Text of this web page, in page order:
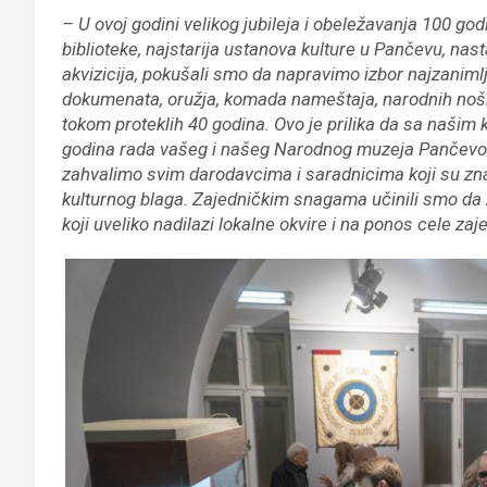
– U ovoj godini velikog jubileja i obeležavanja 100
biblioteke, najstarija ustanova kulture u Pančevu,
akvizicija, pokušali smo da napravimo izbor
dokumenata, oružja, komada nameštaja, narodnih
tokom proteklih 40 godina. Ovo je prilika da sa
godina rada vašeg i našeg Narodnog muzeja
zahvalimo svim darodavcima i saradnicima koji su
kulturnog blaga. Zajedničkim snagama učinili smo
koji uveliko nadilazi lokalne okvire i na ponos cele